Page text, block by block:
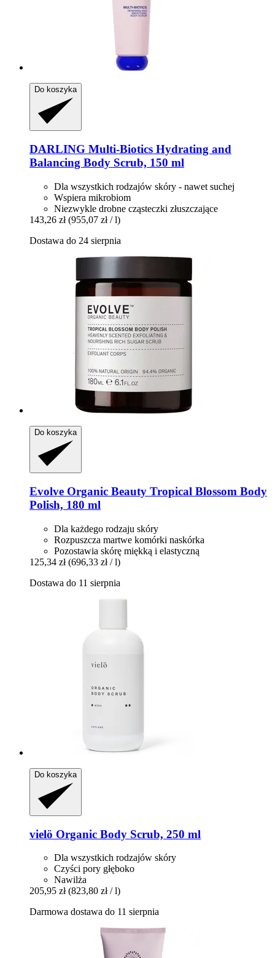
Do koszyka
DARLING Multi-​Biotics Hydrating and
Balancing Body Scrub, 150 ml
Dla wszystkich rodzajów skóry - nawet suchej
Wspiera mikrobiom
Niezwykle drobne cząsteczki złuszczające
143,26 zł (955,07 zł / l)
Dostawa do 24 sierpnia
Do koszyka
Evolve Organic Beauty Tropical Blossom Body
Polish, 180 ml
Dla każdego rodzaju skóry
Rozpuszcza martwe komórki naskórka
Pozostawia skórę miękką i elastyczną
125,34 zł (696,33 zł / l)
Dostawa do 11 sierpnia
Do koszyka
vielö Organic Body Scrub, 250 ml
Dla wszystkich rodzajów skóry
Czyści pory głęboko
Nawilża
205,95 zł (823,80 zł / l)
Darmowa dostawa do 11 sierpnia